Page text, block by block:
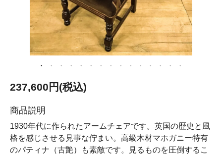
237,600円(税込)
商品説明
1930年代に作られたアームチェアです。英国の歴史と風
格を感じさせる見事な佇まい。高級木材マホガニー特有
のパティナ（古艶）も素敵です。見るものを圧倒するこ